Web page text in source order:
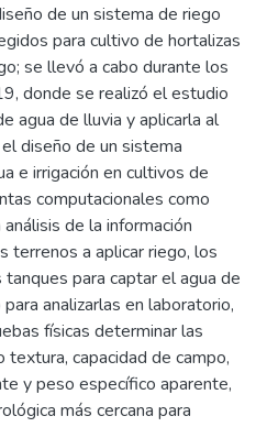
de un sistema de riego
para cultivo de hortalizas
se llevó a cabo durante los
donde se realizó el estudio
agua de lluvia y aplicarla al
diseño de un sistema
e irrigación en cultivos de
computacionales como
de la información
terrenos a aplicar riego, los
para captar el agua de
analizarlas en laboratorio,
físicas determinar las
capacidad de campo,
y peso específico aparente,
más cercana para